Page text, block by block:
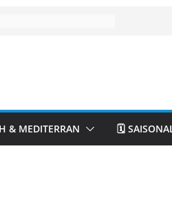
& MEDITERRAN 🗓️